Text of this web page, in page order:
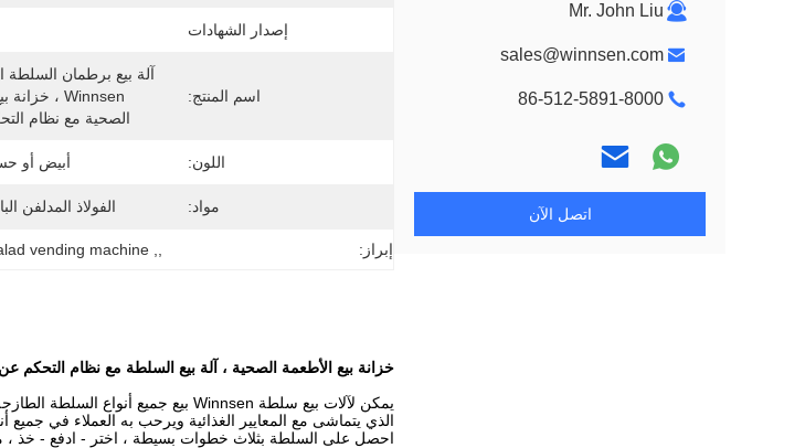
Mr. John Liu
sales@winnsen.com
86-512-5891-8000
اتصل الآن
إصدار الشهادات
اسم المنتج:
الصحية مع نظام
اللون: أبيض أو
مواد: الفولاذ المدلفن
إبراز: ,
vending machine
خزانة بيع الأطعمة الصحية ، آلة بيع السلطة مع نظام التحكم
يمكن لآلات بيع سلطة Winnsen بيع جميع أنواع السلطة الطازجة المعبأة في عبوات مختلفة الحجم لإعادة التدوير ،
الذي يتماشى مع المعايير الغذائية ويرحب به العملاء في جميع
احصل على السلطة بثلاث خطوات بسيطة ، اختر - ادفع - خذ ،